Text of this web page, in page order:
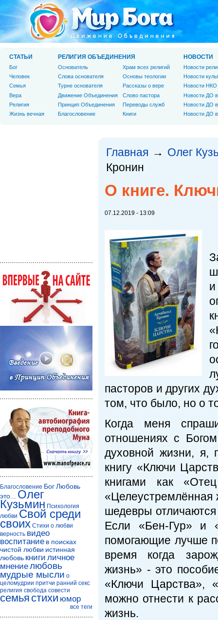
Главная → Олег
Кронин
О книге.
07.12.2019 - 13:09
пасторов и других
том, что было, но о
Когда меня
отношениях с
духовной жизни, я,
книгу «Ключи
книгами как
«Целеустремлённая
шедевры отличаются
Если «Бен-Гур» и
помогающие лучше
время когда
жизнь» - это
«Ключи Царства»,
можно отнести к
жизнь.
СТАТЬИ
Бог
Человек
Cемья
Вера
Религия
Жизнь вечная
РЕЛИГИЯ ОБЪЕДИНЕНИЯ
Основатель
Слова основателя
Турне основателя
Движение Объединения
Принцип Объединения
Благословение
Храм всех религий
Основы теологии
Рассказы о вере
Слово пастора
Переводы служб
Книги
НОВОСТИ
Новости
Новости
Новости НКО
Новости ДО
Новости ДО
Новости ДО
Благословение БогЛюбовь
это...
Олег
Кузьмин Психология
любви Свой среди
своих Стихи о любви
верность видео
воспитание в поисках
чистой любви истинная
любовь книги личное
мнениелюбовь
мудрые мысли о
целомудрии притчи ранний секс
религия свобода совести
семья стихи юмор
все теги